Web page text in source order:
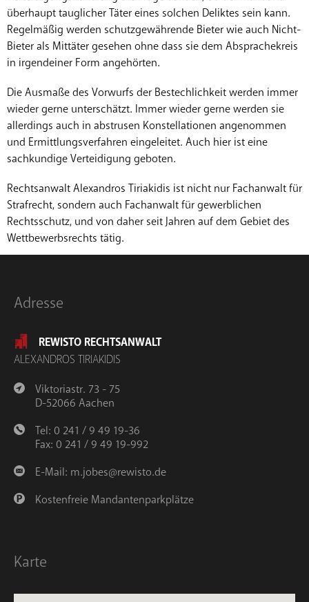
überhaupt tauglicher Täter eines solchen Deliktes sein kann.
Regelmäßig werden schutzgewährende Bieter wie auch Nicht-
Bieter als Mittäter gesehen ohne dass sie dem Absprachekreis
in irgendeiner Form angehörten.
Die Ausmaße des Vorwurfs der Bestechlichkeit werden immer
wieder gerne unterschätzt. Immer wieder gerne werden sie
allerdings auch in abstrusen Konstellationen angenommen
und Ermittlungsverfahren eingeleitet. Auch hier ist eine
sachkundige Verteidigung geboten.
Rechtsanwalt Alexandros Tiriakidis ist nicht nur Fachanwalt für
Strafrecht, sondern auch Fachanwalt für gewerblichen
Rechtsschutz, und von daher seit Jahren auf dem Gebiet des
Wettbewerbsrechts tätig.
Adresse
REWISTO RECHTSANWALT
ALEXANDROS TIRIAKIDIS
Viktoriastr. 73 - 75
D-52066 Aachen
Tel: 0 241 / 9 49 19-36
Fax: 0 241 / 9 49 19-992
E-Mail: m.jobes@rewisto.de
Kostenfreie Mandantenparkplätze
Karte